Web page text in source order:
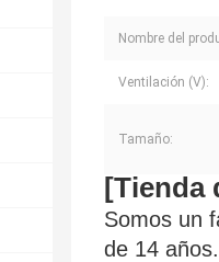
Nombre del
Ventilación (V):
Tamaño:
[Tienda
Somos un
de 14